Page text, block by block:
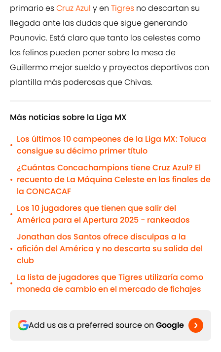
primario esCruz Azul y en Tigres no descartan su
llegada ante las dudas que sigue generando
Paunovic. Está claro que tanto los celestes como
los felinos pueden poner sobre la mesa de
Guillermo mejor sueldo y proyectos deportivos con
plantilla más poderosas que Chivas.
Más noticias sobre la Liga MX
•
Los últimos 10 campeones de la Liga MX: Toluca
consigue su décimo primer título
•
¿Cuántas Concachampions tiene Cruz Azul? El
recuento de La Máquina Celeste en las finales de
la CONCACAF
•
Los 10 jugadores que tienen que salir del
América para el Apertura 2025 - rankeados
•
Jonathan dos Santos ofrece disculpas a la
afición del América y no descarta su salida del
club
•
La lista de jugadores que Tigres utilizaría como
moneda de cambio en el mercado de fichajes
Add us as a preferred source on Google